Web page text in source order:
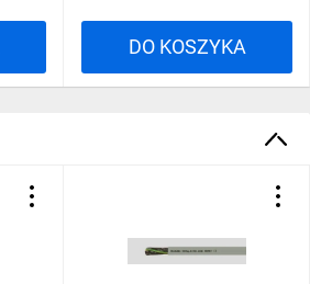
DO KOSZYKA